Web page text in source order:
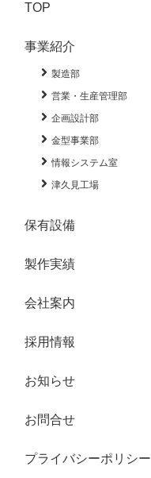
TOP
事業紹介
製造部
営業・生産管理部
企画設計部
金型事業部
情報システム室
津久見工場
保有設備
製作実績
会社案内
採用情報
お知らせ
お問合せ
プライバシーポリシー